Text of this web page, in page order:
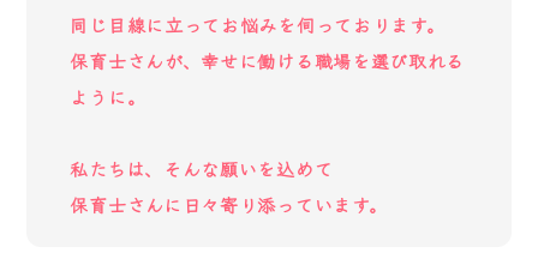
同じ目線に立ってお悩みを伺っております。
保育士さんが、幸せに働ける職場を選び取れる
ように。
私たちは、そんな願いを込めて
保育士さんに日々寄り添っています。